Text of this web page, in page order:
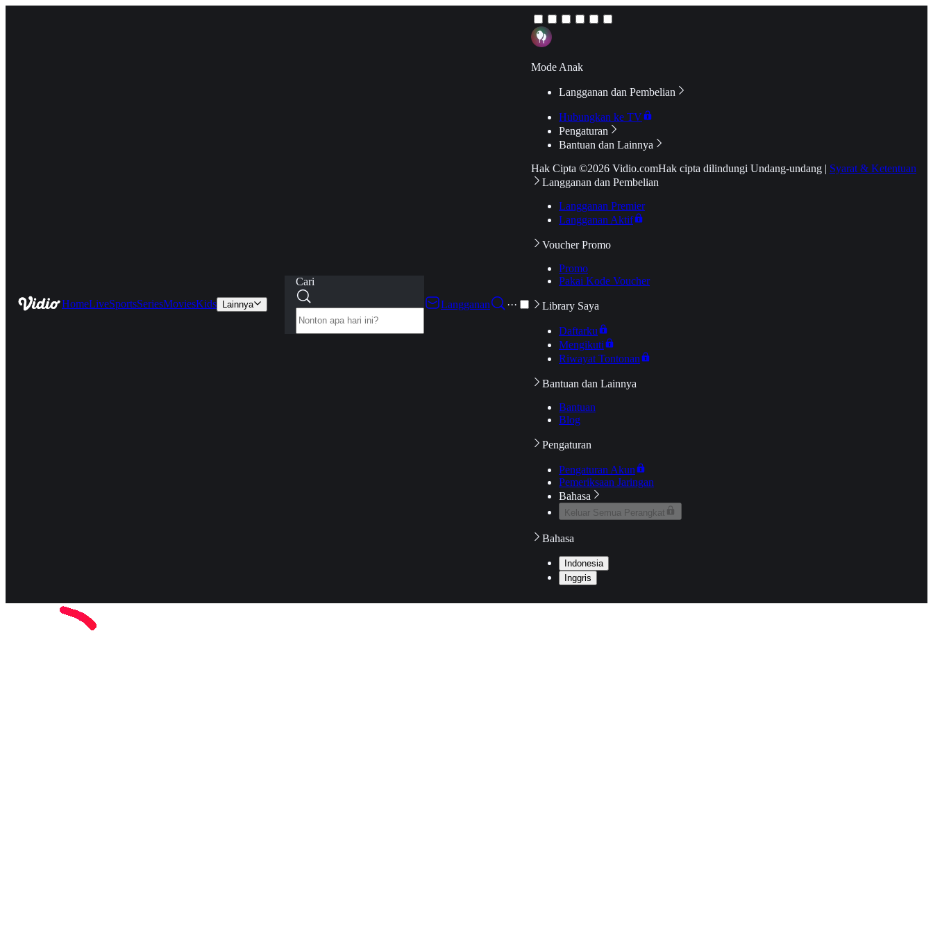
HomeLiveSportsSeriesMoviesKids Lainnya
Cari
Langganan
···
Mode Anak
Langganan dan Pembelian
Hubungkan ke TV
Pengaturan
Bantuan dan Lainnya
Hak Cipta ©2026 Vidio.comHak cipta dilindungi Undang-undang | Syarat & Ketentuan
Langganan dan Pembelian
Langganan Premier
Langganan Aktif
Voucher Promo
Promo
Pakai Kode Voucher
Library Saya
Daftarku
Mengikuti
Riwayat Tontonan
Bantuan dan Lainnya
Bantuan
Blog
Pengaturan
Pengaturan Akun
Pemeriksaan Jaringan
Bahasa
Keluar Semua Perangkat
Bahasa
Indonesia
Inggris